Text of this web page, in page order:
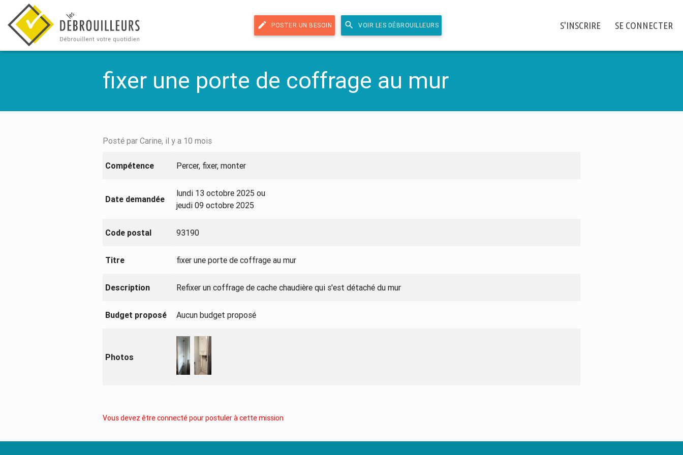
edit POSTER UN BESOIN search VOIR LES DÉBROUILLEURS S'INSCRIRE SE CONNECTER
fixer une porte de coffrage au mur
Posté par Carine, il y a 10 mois
Compétence Percer, fixer, monter
Date demandée
lundi 13 octobre 2025 ou
jeudi 09 octobre 2025
Code postal 93190
Titre fixer une porte de coffrage au mur
Description Refixer un coffrage de cache chaudière qui s'est détaché du mur
Budget proposé Aucun budget proposé
Photos
Vous devez être connecté pour postuler à cette mission